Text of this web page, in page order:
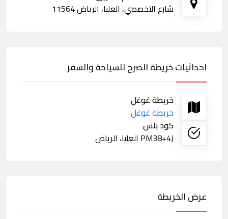
شارع التخصصي، العليا، الرياض 11564
احداثيات خريطة الصرح للسياحة والسفر
خريطة غوغل
خريطة غوغل
كود بلس
PM38+4J العليا، الرياض
عرض الخريطة